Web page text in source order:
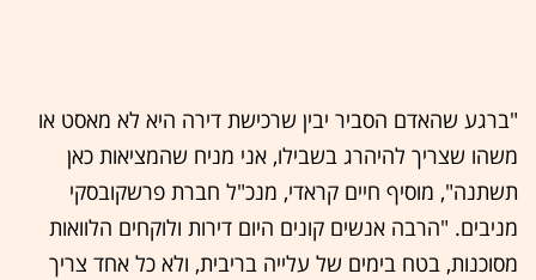
"ברגע שהאדם הסביר יבין שרכישת דירה היא לא מאסט או
משהו שצריך להיהרג בשבילו, אני מניח שהמציאות כאן
תשתנה", מוסיף חיים קראדי, מנכ"ל חברת פרשקובסקי
מניבים. "הרבה אנשים קונים היום דירות ולוקחים הלוואות
מסוכנות, בטח בימים של עלייה בריבית, ולא כל אחד צריך